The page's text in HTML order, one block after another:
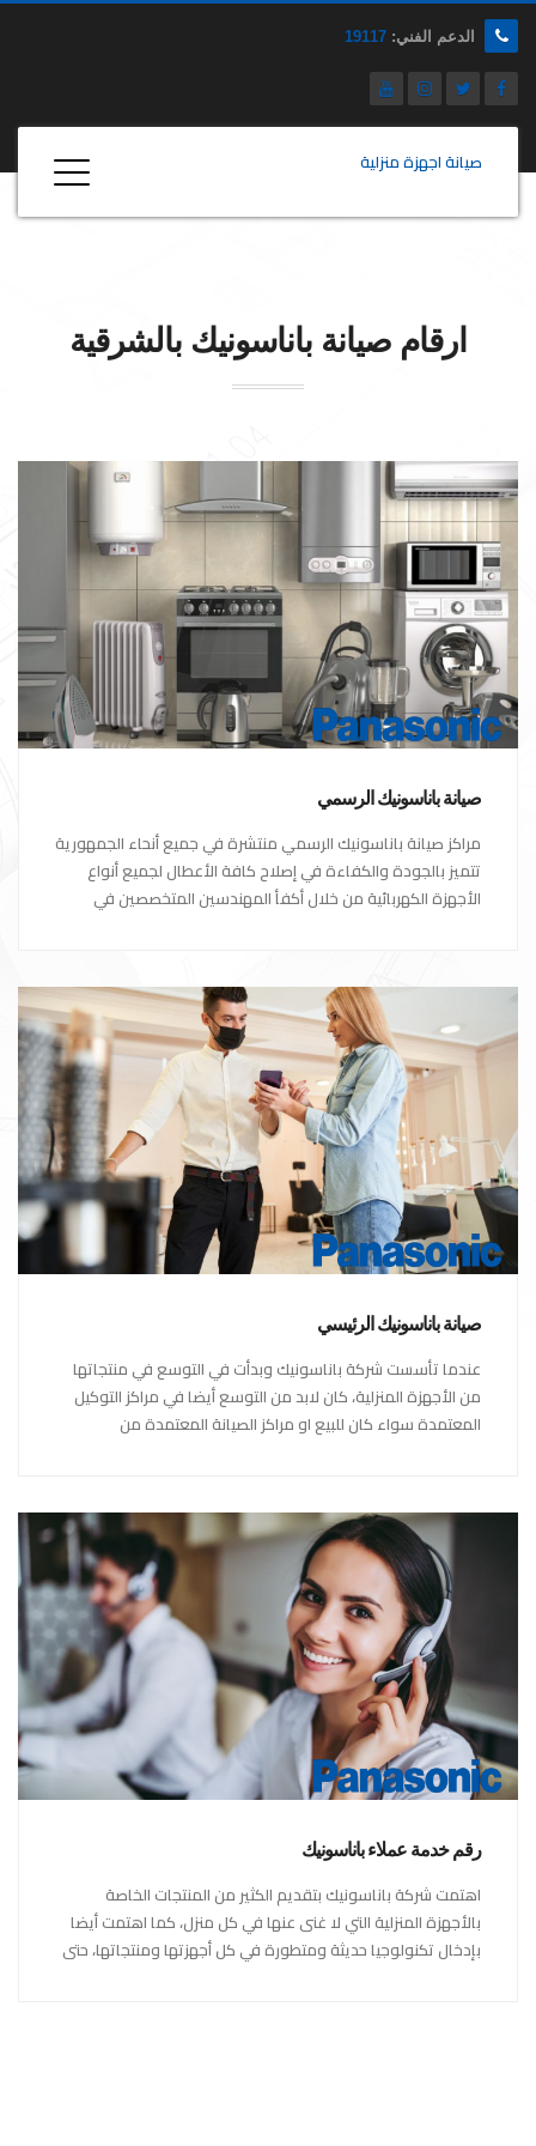
الدعم الفني: 19117
صيانة اجهزة منزلية
ارقام صيانة باناسونيك بالشرقية
صيانة باناسونيك الرسمي
مراكز صيانة باناسونيك الرسمي منتشرة في جميع أنحاء الجمهورية
تتميز بالجودة والكفاءة في إصلاح كافة الأعطال لجميع أنواع
الأجهزة الكهربائية من خلال أكفأ المهندسين المتخصصين في
صيانة باناسونيك الرئيسي
عندما تأسست شركة باناسونيك وبدأت في التوسع في منتجاتها
من الأجهزة المنزلية، كان لابد من التوسع أيضا في مراكز التوكيل
المعتمدة سواء كان للبيع او مراكز الصيانة المعتمدة من
رقم خدمة عملاء باناسونيك
اهتمت شركة باناسونيك بتقديم الكثير من المنتجات الخاصة
بالأجهزة المنزلية التي لا غنى عنها في كل منزل، كما اهتمت أيضا
بإدخال تكنولوجيا حديثة ومتطورة في كل أجهزتها ومنتجاتها، حتى